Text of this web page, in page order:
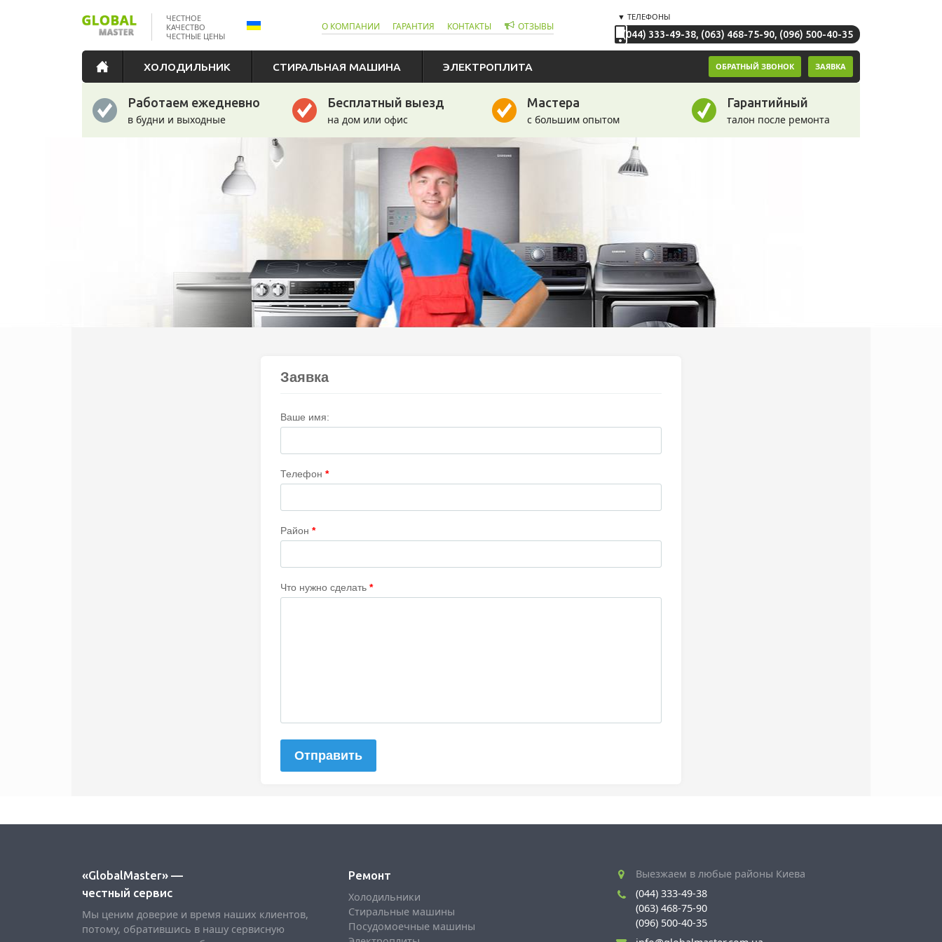
ЧЕСТНОЕ
КАЧЕСТВО
ЧЕСТНЫЕ ЦЕНЫ
О КОМПАНИИ ГАРАНТИЯ КОНТАКТЫ ОТЗЫВЫ
ТЕЛЕФОНЫ
(044) 333-49-38, (063) 468-75-90, (096) 500-40-35
ХОЛОДИЛЬНИК СТИРАЛЬНАЯ МАШИНА ЭЛЕКТРОПЛИТА ОБРАТНЫЙ ЗВОНОК ЗАЯВКА
Работаем ежедневно
в будни и выходные
Бесплатный выезд
на дом или офис
Мастера
с большим опытом
Гарантийный
талон после ремонта
«GlobalMaster» —
честный сервис
Мы ценим доверие и время наших клиентов,
потому, обратившись в нашу сервисную
Ремонт
Холодильники
Стиральные машины
Посудомоечные машины
Выезжаем в любые районы Киева
(044) 333-49-38
(063) 468-75-90
(096) 500-40-35